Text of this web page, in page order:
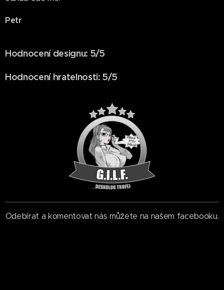
Petr
Hodnocení designu: 5/5
Hodnocení hratelnosti: 5/5
Odebírat a komentovat nás můžete na našem facebooku.